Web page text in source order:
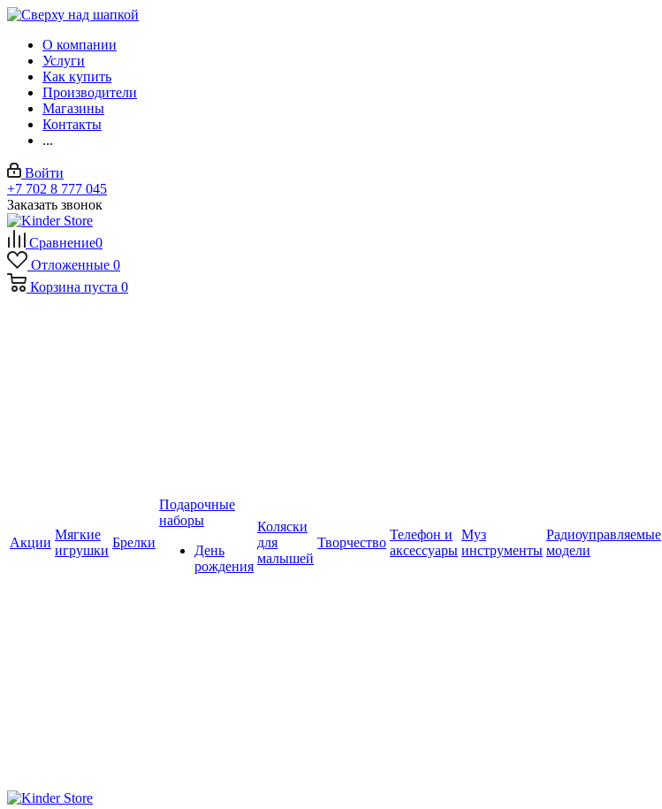
О компании
Услуги
Как купить
Производители
Магазины
Контакты
...
Войти
+7 702 8 777 045
Заказать звонок
Сравнение0
Отложенные 0
Корзина пуста 0
Акции
Мягкие
игрушки
Брелки
Подарочные
наборы
День
рождения
Коляски
для
малышей
Творчество
Телефон и
аксессуары
Муз
инструменты
Радиоуправляемые
модели